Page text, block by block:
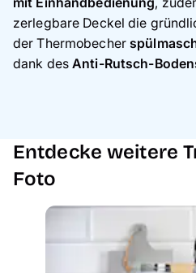
zerlegbare Deckel die
der Thermobecher
dank desAnti-Rutsch-
Entdecke weitere
Foto